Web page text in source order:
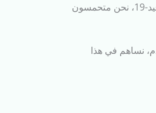
نحن متحمسون
نساهم في هذا